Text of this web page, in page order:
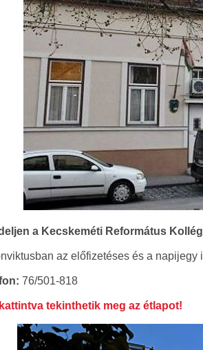
a Kecskeméti Református
az előfizetéses és a napijegy
76/501-818
kattintva tekinthetik meg az étlapot!